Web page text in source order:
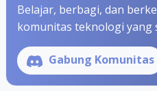
Belajar, berbagi, dan
komunitas teknologi yang
Gabung Komunitas